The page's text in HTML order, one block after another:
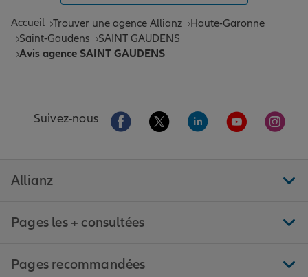
Accueil Trouver une agence Allianz
Haute-Garonne
Saint-Gaudens
SAINT GAUDENS
Avis agence SAINT GAUDENS
Suivez-nous Aller sur la page Facebook de Allianz
Aller sur la page Twitter de
Aller sur la page
Aller sur la
Aller
Allianz
Pages les + consultées
Pages recommandées